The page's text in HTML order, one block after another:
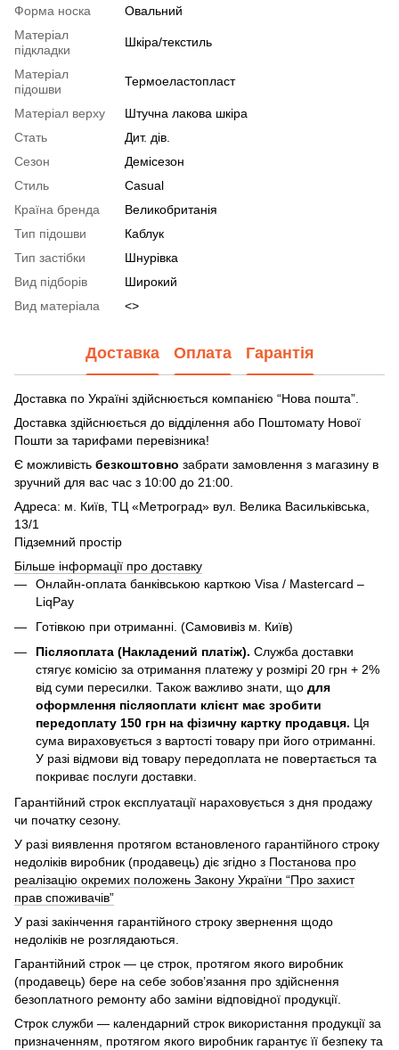
Форма носка
Овальний
Матеріал
підкладки
Шкіра/текстиль
Матеріал
підошви
Термоеластопласт
Матеріал верху
Штучна лакова шкіра
Стать
Дит. дів.
Сезон
Демісезон
Стиль
Casual
Країна бренда
Великобританія
Тип підошви
Каблук
Тип застібки
Шнурівка
Вид підборів
Широкий
Вид матеріала
<>
Доставка Оплата Гарантія
Доставка по Україні здійснюється компанією “Нова пошта”.
Доставка здійснюється до відділення або Поштомату Нової
Пошти за тарифами перевізника!
Є можливість безкоштовно забрати замовлення з магазину в
зручний для вас час з 10:00 до 21:00.
Адреса: м. Київ, ТЦ «Метроград» вул. Велика Васильківська,
13/1
Підземний простір
Більше інформації про доставку
Онлайн-оплата банківською карткою Visa / Mastercard –
LiqPay
Готівкою при отриманні. (Самовивіз м. Київ)
Післяоплата (Накладений платіж). Служба доставки
стягує комісію за отримання платежу у розмірі 20 грн + 2%
від суми пересилки. Також важливо знати, що для
оформлення післяоплати клієнт має зробити
передоплату 150 грн на фізичну картку продавця. Ця
сума вираховується з вартості товару при його отриманні.
У разі відмови від товару передоплата не повертається та
покриває послуги доставки.
Гарантійний строк експлуатації нараховується з дня продажу
чи початку сезону.
У разі виявлення протягом встановленого гарантійного строку
недоліків виробник (продавець) діє згідно з Постанова про
реалізацію окремих положень Закону України “Про захист
прав споживачів”
У разі закінчення гарантійного строку звернення щодо
недоліків не розглядаються.
Гарантійний строк — це строк, протягом якого виробник
(продавець) бере на себе зобов’язання про здійснення
безоплатного ремонту або заміни відповідної продукції.
Строк служби — календарний строк використання продукції за
призначенням, протягом якого виробник гарантує її безпеку та